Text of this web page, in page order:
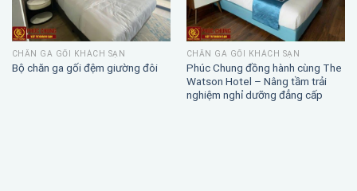
CHĂN GA GỐI KHÁCH SẠN
Bộ chăn ga gối đệm giường đôi
CHĂN GA GỐI KHÁCH SẠN
Phúc Chung đồng hành cùng The
Watson Hotel – Nâng tầm trải
nghiệm nghỉ dưỡng đẳng cấp